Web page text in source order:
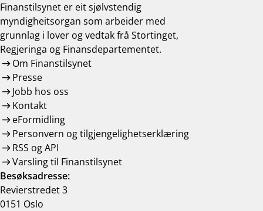
Finanstilsynet er eit sjølvstendig
myndigheitsorgan som arbeider med
grunnlag i lover og vedtak frå Stortinget,
Regjeringa og Finansdepartementet.
Om Finanstilsynet
Presse
Jobb hos oss
Kontakt
eFormidling
Personvern og tilgjengelighetserklæring
RSS og API
Varsling til Finanstilsynet
Besøksadresse:
Revierstredet 3
0151 Oslo